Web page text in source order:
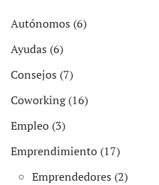
Autónomos (6)
Ayudas (6)
Consejos (7)
Coworking (16)
Empleo (3)
Emprendimiento (17)
Emprendedores (2)